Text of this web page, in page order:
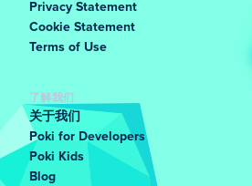
Privacy Statement
Cookie Statement
Terms of Use
了解我们
关于我们
Poki for Developers
Poki Kids
Blog